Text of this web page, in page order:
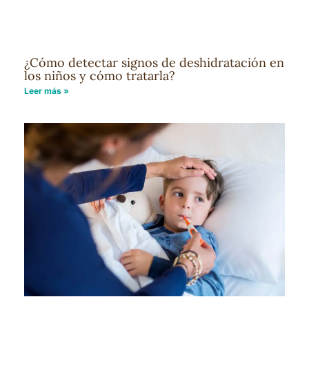
¿Cómo detectar signos de deshidratación en
los niños y cómo tratarla?
Leer más »